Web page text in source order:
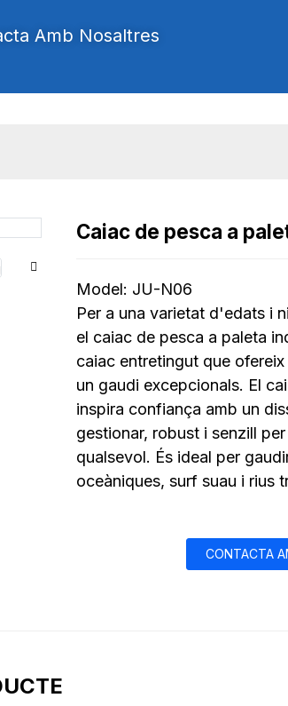
Amb Nosaltres
Loading...
Loading...
Caiac de pesca a
Model: JU-N06
Per a una varietat d'edats i
el caiac de pesca a paleta
caiac entretingut que
un gaudi excepcionals. El
inspira confiança amb un
gestionar, robust i senzill
qualsevol. És ideal per
oceàniques, surf suau i rius
CONTACTA